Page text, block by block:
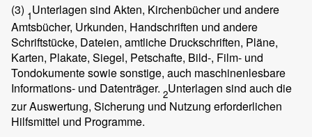
(3) 1Unterlagen sind Akten, Kirchenbücher und andere
Amtsbücher, Urkunden, Handschriften und andere
Schriftstücke, Dateien, amtliche Druckschriften, Pläne,
Karten, Plakate, Siegel, Petschafte, Bild-, Film- und
Tondokumente sowie sonstige, auch maschinenlesbare
Informations- und Datenträger. 2Unterlagen sind auch die
zur Auswertung, Sicherung und Nutzung erforderlichen
Hilfsmittel und Programme.